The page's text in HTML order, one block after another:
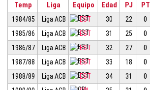
Temp Liga Equipo Edad PJ PT
1984/85 Liga ACB EST 30 22 0
1985/86
Liga ACB EST 31 25 0
1986/87
Liga ACB EST 32 27 0
1987/88
Liga ACB EST 33 18 0
1988/89
Liga ACB EST 34 31 0